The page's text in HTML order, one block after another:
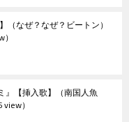
（なぜ？なぜ？ビートン）
』【挿入歌】（南国人魚
view）